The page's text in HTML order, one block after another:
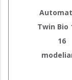
Twin Bio
16